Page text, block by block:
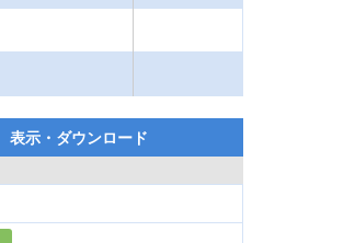
表示・ダウンロード